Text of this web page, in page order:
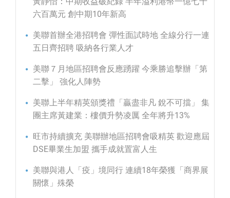
六百萬元 創中期10年新高
美聯首辦全港招聘會 彈性面試時地 全線分行一連
五日齊招聘 吸納各行業人才
美聯７月地區招聘會反應踴躍 今乘勝追擊辦「第
二擊」 強化人陣勢
美聯上半年精英頒獎禮「贏盡非凡 銳不可擋」 集
團主席黃建業：樓價升勢凌厲 全年將升13%
旺市持續擴充 美聯辦地區招聘會吸精英 歡迎應屆
DSE畢業生加盟 攜手成就置富人生
美聯與港人「疫」境同行 連續18年榮獲「商界展
關懷」殊榮